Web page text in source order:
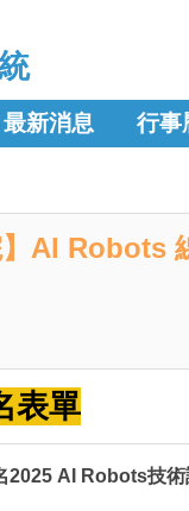
最新消息 行事
】AI Robots
表單
2025 AI Robots技術